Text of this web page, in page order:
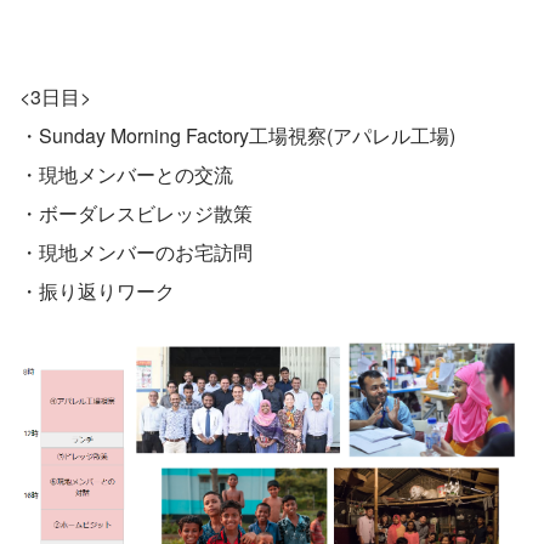
<3日目>
・Sunday Morning Factory工場視察(アパレル工場)
・現地メンバーとの交流
・ボーダレスビレッジ散策
・現地メンバーのお宅訪問
・振り返りワーク